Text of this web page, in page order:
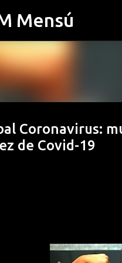
Mensú
Coronavirus:
de Covid-19